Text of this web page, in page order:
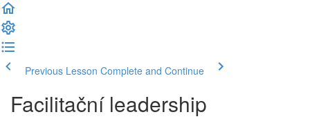
Previous Lesson Complete and Continue
Facilitační leadership